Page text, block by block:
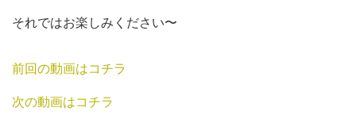
それではお楽しみください〜
前回の動画はコチラ
次の動画はコチラ